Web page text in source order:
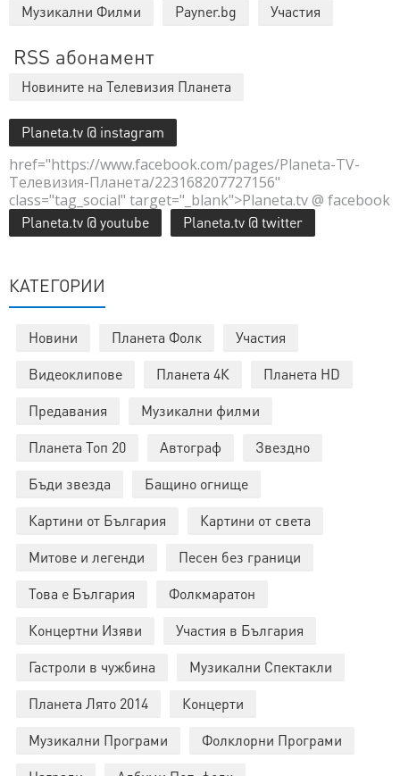
Музикални Филми
Payner.bg Участия
RSS абонамент
Новините на Телевизия Планета
Planeta.tv @ instagram
href="https://www.facebook.com/pages/Planeta-TV-
Телевизия-Планета/223168207727156"
class="tag_social" target="_blank">Planeta.tv @ facebook
Planeta.tv @ youtube Planeta.tv @ twitter
КАТЕГОРИИ
Новини Планета Фолк
Участия
Видеоклипове
Планета 4К
Планета HD
Предавания
Музикални филми
Планета Топ 20
Автограф
Звездно
Бъди звезда
Бащино огнище
Картини от България
Картини от света
Митове и легенди
Песен без граници
Това е България
Фолкмаратон
Концертни Изяви
Участия в България
Гастроли в чужбина
Музикални Спектакли
Планета Лято 2014
Концерти
Музикални Програми
Фолклорни Програми